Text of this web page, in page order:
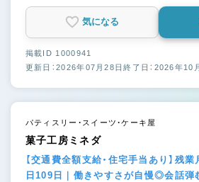
気になる
掲載ID 1000941
更新日：2026年07月28日終了日：2026年10
パティスリー・スイーツ・ケーキ屋
菓子工房ミネダ
【交通費全額支給・住宅手当あり】残
日109日｜働きやすさが自慢◎会話弾